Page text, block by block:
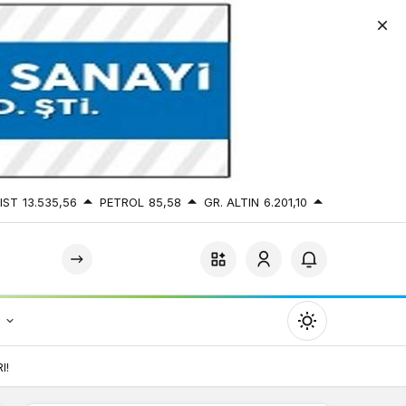
13.535,56 PETROL 85,58 GR. ALTIN 6.201,10
Mod
değiştir